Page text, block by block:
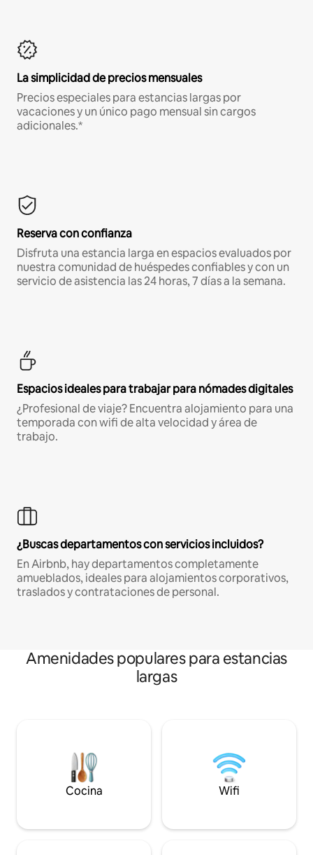
La simplicidad de precios mensuales
Precios especiales para estancias largas por
vacaciones y un único pago mensual sin cargos
adicionales.*
Reserva con confianza
Disfruta una estancia larga en espacios evaluados por
nuestra comunidad de huéspedes confiables y con un
servicio de asistencia las 24 horas, 7 días a la semana.
Espacios ideales para trabajar para nómades digitales
¿Profesional de viaje? Encuentra alojamiento para una
temporada con wifi de alta velocidad y área de
trabajo.
¿Buscas departamentos con servicios incluidos?
En Airbnb, hay departamentos completamente
amueblados, ideales para alojamientos corporativos,
traslados y contrataciones de personal.
Amenidades populares para estancias
largas
Cocina Wifi